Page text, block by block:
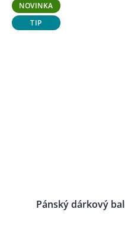
NOVINKA
TIP
Pánský dárkový